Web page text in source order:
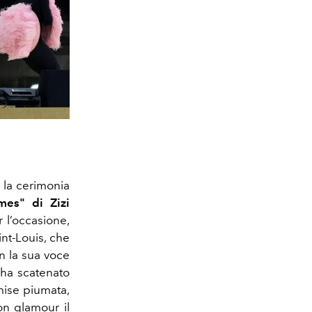
cerimonia
di Zizi
Louis, che
la sua voce
scatenato
piumata,
glamour il